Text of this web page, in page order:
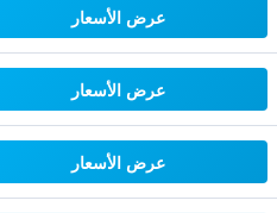
عرض الأسعار
عرض الأسعار
عرض الأسعار